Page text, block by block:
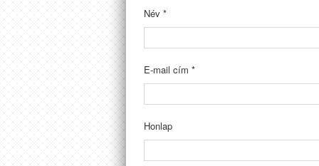
Név *
E-mail cím *
Honlap